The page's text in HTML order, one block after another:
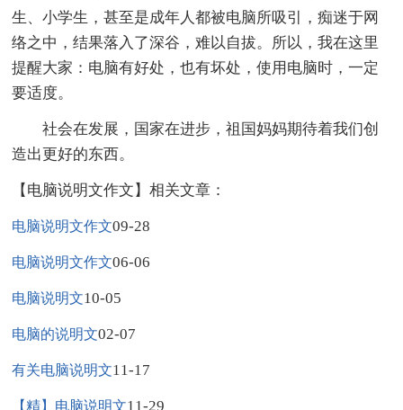
生、小学生，甚至是成年人都被电脑所吸引，痴迷于网
络之中，结果落入了深谷，难以自拔。所以，我在这里
提醒大家：电脑有好处，也有坏处，使用电脑时，一定
要适度。
社会在发展，国家在进步，祖国妈妈期待着我们创
造出更好的东西。
【电脑说明文作文】相关文章：
电脑说明文作文09-28
电脑说明文作文06-06
电脑说明文10-05
电脑的说明文02-07
有关电脑说明文11-17
【精】电脑说明文11-29